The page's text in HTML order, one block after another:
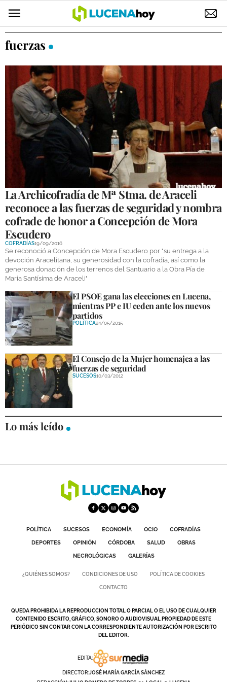
POLÍTICA
ELECCIONES
SUCESOS
ECONOMÍA
DESARROLLO LOCAL
LUCENA EMPRESAS
OCIO
COFRADÍAS
DEPORTES
COMPETICIONES
DEPORTE BASE
OPINIÓN
VENTANA CIUDADANA
CÓRDOBA
PROVINCIA
SUBBÉTICA HOY
SALUD
OBRAS
fuerzas
La Archicofradía de Mª Stma. de Araceli
reconoce a las fuerzas de seguridad y nombra
cofrade de honor a Concepción de Mora
Escudero
COFRADÍAS19/09/2016
Se reconoció a Concepción de Mora Escudero por "su entrega a la
devoción Aracelitana, su generosidad con la cofradía, así como la
generosa donación de los terrenos del Santuario a la Obra Pía de
María Santísima de Araceli"
El PSOE gana las elecciones en Lucena,
mientras PP e IU ceden ante los nuevos
partidos
POLÍTICA24/05/2015
El Consejo de la Mujer homenajea a las
fuerzas de seguridad
SUCESOS10/03/2012
Lo más leído
POLÍTICA SUCESOS ECONOMÍA OCIO
COFRADÍAS
DEPORTES
OPINIÓN CÓRDOBA SALUD
OBRAS
NECROLÓGICAS
GALERÍAS
¿QUIÉNES SOMOS? CONDICIONES DE USO POLÍTICA DE COOKIES
CONTACTO
QUEDA PROHIBIDA LA REPRODUCCION TOTAL O PARCIAL O EL USO DE CUALQUIER
CONTENIDO ESCRITO, GRÁFICO, SONORO O AUDIOVISUAL PROPIEDAD DE ESTE
PERIÓDICO SIN CONTAR CON LA CORRESPONDIENTE AUTORIZACIÓN POR ESCRITO
DEL EDITOR.
EDITA:
DIRECTOR:JOSÉ MARÍA GARCÍA SÁNCHEZ